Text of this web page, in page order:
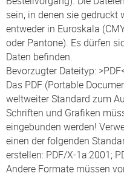
sein, in denen sie gedruckt
entweder in Euroskala
oder Pantone). Es dürfen
Daten befinden.
Bevorzugter Dateityp:
Das PDF (Portable
weltweiter Standard zum
Schriften und Grafiken
eingebunden werden!
einen der folgenden
erstellen: PDF/X-1a:2001;
Andere Formate müssen